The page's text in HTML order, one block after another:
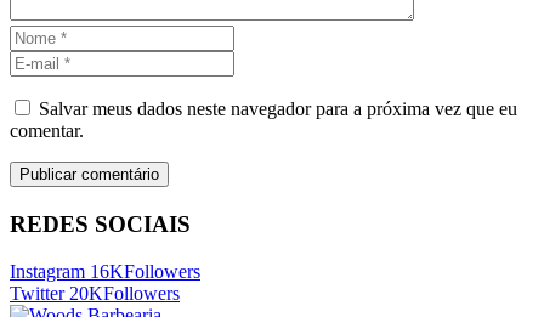
Salvar meus dados neste navegador para a próxima vez que eu
comentar.
REDES SOCIAIS
Instagram 16KFollowers
Twitter 20KFollowers